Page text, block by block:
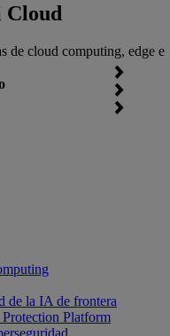
Cloud
de cloud computing, edge e
de la IA de frontera
Platform